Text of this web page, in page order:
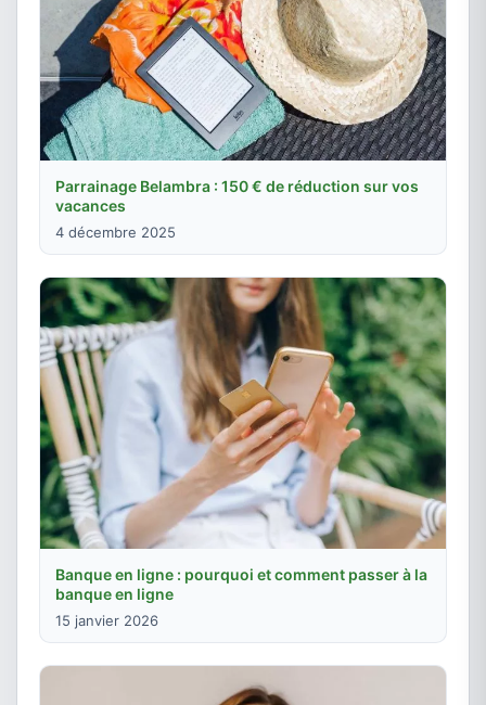
Parrainage Belambra : 150 € de réduction sur vos
vacances
4 décembre 2025
Banque en ligne : pourquoi et comment passer à la
banque en ligne
15 janvier 2026